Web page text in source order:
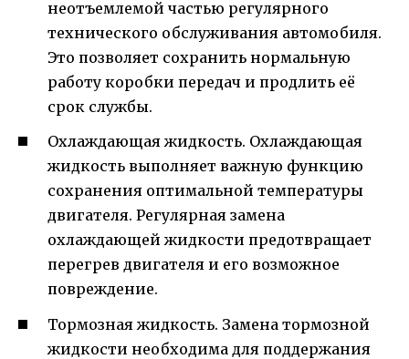
неотъемлемой частью регулярного
технического обслуживания автомобиля.
Это позволяет сохранить нормальную
работу коробки передач и продлить её
срок службы.
Охлаждающая жидкость. Охлаждающая
жидкость выполняет важную функцию
сохранения оптимальной температуры
двигателя. Регулярная замена
охлаждающей жидкости предотвращает
перегрев двигателя и его возможное
повреждение.
Тормозная жидкость. Замена тормозной
жидкости необходима для поддержания